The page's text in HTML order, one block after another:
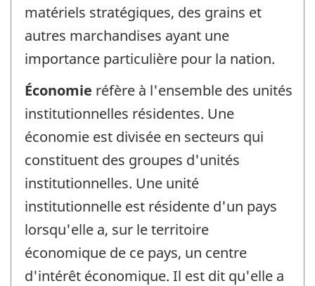
matériels stratégiques, des grains et
autres marchandises ayant une
importance particulière pour la nation.
Économie réfère à l'ensemble des unités
institutionnelles résidentes. Une
économie est divisée en secteurs qui
constituent des groupes d'unités
institutionnelles. Une unité
institutionnelle est résidente d'un pays
lorsqu'elle a, sur le territoire
économique de ce pays, un centre
d'intérêt économique. Il est dit qu'elle a